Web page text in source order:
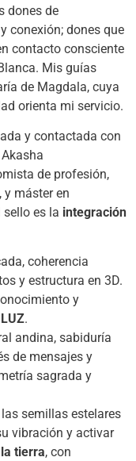
dones de
conexión; dones que
contacto consciente
Mis guías
de Magdala, cuya
orienta mi servicio.
y contactada con
de profesión,
máster en
es la integración
coherencia
y estructura en 3D.
y
.
andina, sabiduría
de mensajes y
sagrada y
semillas estelares
vibración y activar
tierra, con